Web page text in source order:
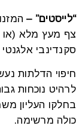
“לייסטים” –
צף מעץ מלא (או
סקנדינבי
חיפוי הדלתות
לרהיט נוכחות
בחלקו העליון
כולה מרשימה.